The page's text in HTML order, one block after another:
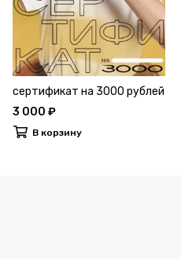
сертификат на 3000 рублей
3 000 ₽
В корзину